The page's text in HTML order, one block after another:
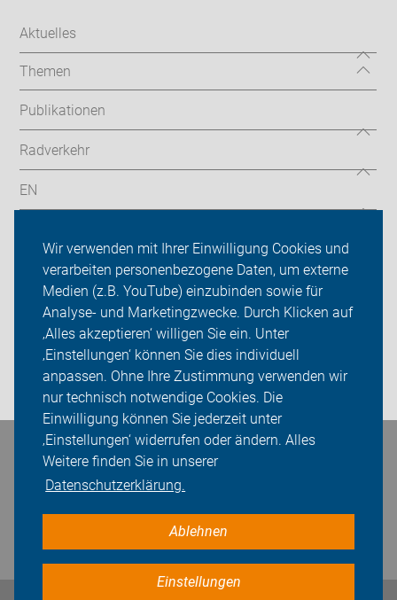
Wir verwenden mit Ihrer Einwilligung Cookies und
verarbeiten personenbezogene Daten, um externe
Medien (z.B. YouTube) einzubinden sowie für
Analyse- und Marketingzwecke. Durch Klicken auf
‚Alles akzeptieren‘ willigen Sie ein. Unter
‚Einstellungen‘ können Sie dies individuell
anpassen. Ohne Ihre Zustimmung verwenden wir
nur technisch notwendige Cookies. Die
Einwilligung können Sie jederzeit unter
‚Einstellungen‘ widerrufen oder ändern. Alles
Weitere finden Sie in unserer
Datenschutzerklärung.
Ablehnen
Einstellungen
Aktuelles
Themen
Publikationen
Radverkehr
EN
ADFC Köln
Sei dabei
Presse
Bleiben Sie in Kontakt